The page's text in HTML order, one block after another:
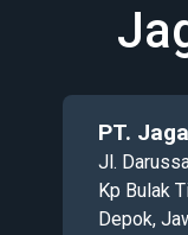
PT.
Jl.
Kp Bulak
Depok,